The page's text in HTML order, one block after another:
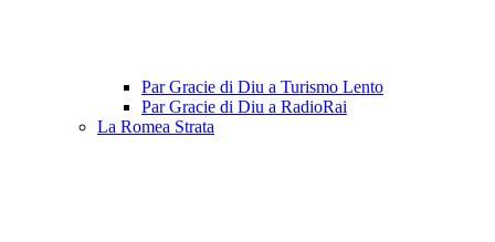
Par Gracie di Diu a Turismo Lento
Par Gracie di Diu a RadioRai
La Romea Strata